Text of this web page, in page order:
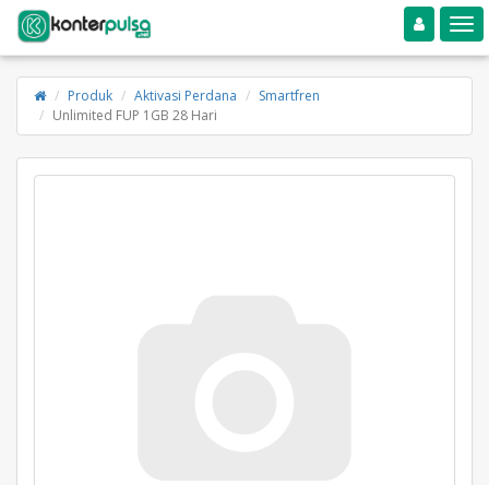
Toggle navigation
Produk Aktivasi Perdana
Smartfren
Unlimited FUP 1GB 28 Hari